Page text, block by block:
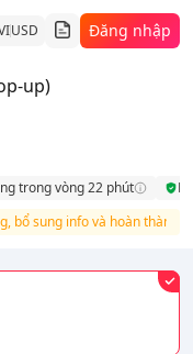
USD Đăng nhập
up)
trong vòng 22 phút
bổ sung info và hoàn thành